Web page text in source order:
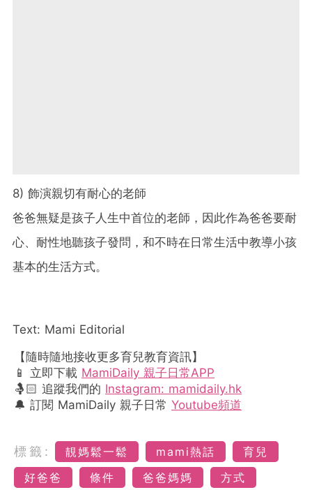
8) 飾演親切有耐心的老師
爸爸無疑是孩子人生中首位的老師，因此作為爸爸要耐
心、耐性地聽孩子發問，和不時在日常生活中教導小孩
基本的生活方式。
Text: Mami Editorial
【隨時隨地接收更多育兒教育資訊】
📱 立即下載 MamiDaily 親子日常APP
🤱🏻 追蹤我們的 Instagram: mamidaily.hk
🔔 訂閱 MamiDaily 親子日常 Youtube頻道
標籤: 靚媽鬆一鬆 mami熱話
育兒
好爸爸
條件 爸爸媽媽
方式